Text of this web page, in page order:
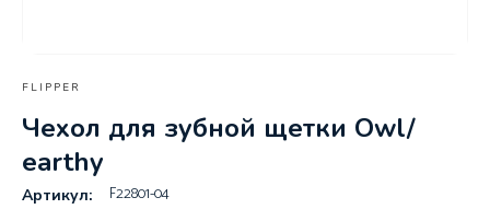
FLIPPER
Чехол для зубной щетки Owl/
earthy
Артикул: F22801-04